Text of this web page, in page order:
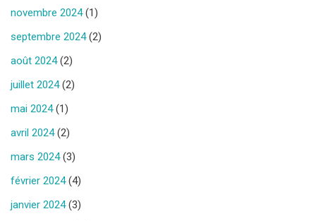
novembre 2024(1)
septembre 2024(2)
août 2024(2)
juillet 2024(2)
mai 2024(1)
avril 2024(2)
mars 2024(3)
février 2024(4)
janvier 2024(3)